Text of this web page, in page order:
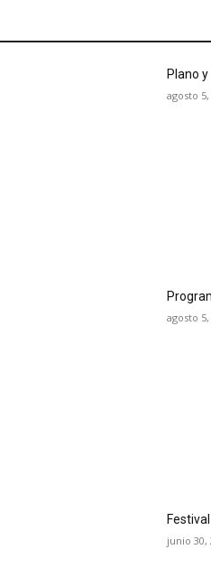
Plano
agosto 5,
agosto 5,
junio 30,